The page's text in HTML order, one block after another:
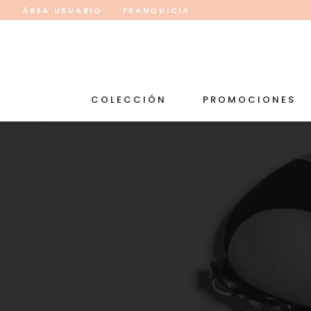
ÁREA USUARIO FRANQUICIA
COLECCIÓN PROMOCIONES